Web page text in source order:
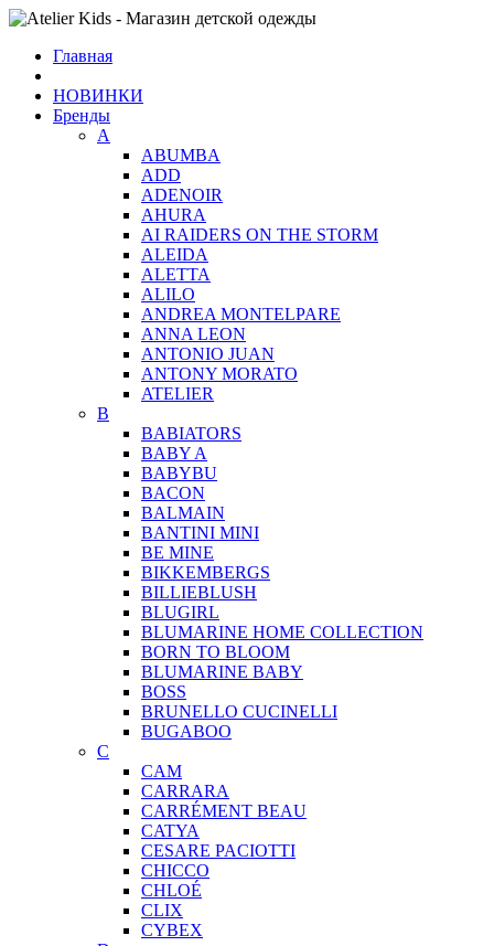
Главная
НОВИНКИ
Бренды
A
ABUMBA
ADD
ADENOIR
AHURA
AI RAIDERS ON THE STORM
ALEIDA
ALETTA
ALILO
ANDREA MONTELPARE
ANNA LEON
ANTONIO JUAN
ANTONY MORATO
ATELIER
B
BABIATORS
BABY A
BABYBU
BACON
BALMAIN
BANTINI MINI
BE MINE
BIKKEMBERGS
BILLIEBLUSH
BLUGIRL
BLUMARINE HOME COLLECTION
BORN TO BLOOM
BLUMARINE BABY
BOSS
BRUNELLO CUCINELLI
BUGABOO
C
CAM
CARRARA
CARRÉMENT BEAU
CATYA
CESARE PACIOTTI
CHICCO
CHLOÉ
CLIX
CYBEX